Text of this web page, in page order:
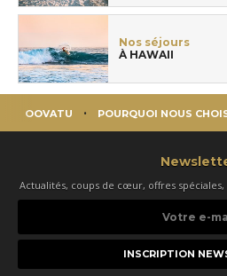
Nos séjours
À HAWAII
OOVATU POURQUOI NOUS
Actualités, coups de cœur, offres
e-